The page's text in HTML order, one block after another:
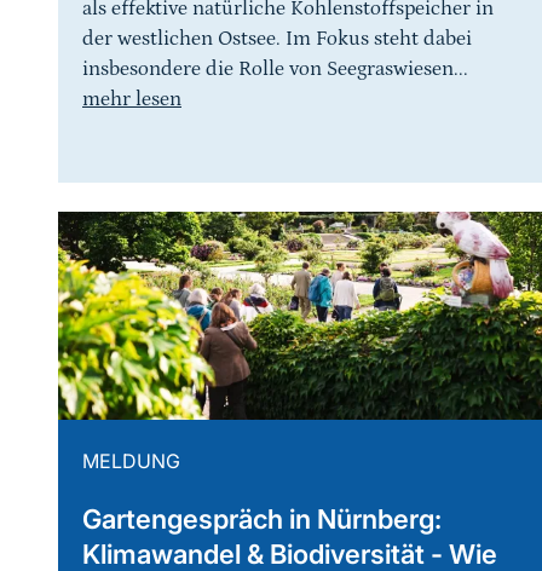
als effektive natürliche Kohlenstoffspeicher in
der westlichen Ostsee. Im Fokus steht dabei
insbesondere die Rolle von Seegraswiesen...
mehr lesen
Gartengespräch in Nürnberg:
Klimawandel & Biodiversität - Wie
MELDUNG